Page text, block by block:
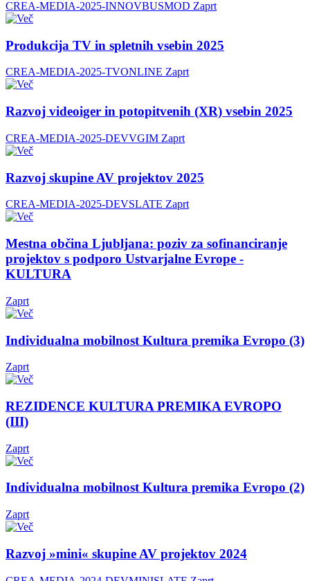
CREA-MEDIA-2025-INNOVBUSMOD Zaprt
Produkcija TV in spletnih vsebin 2025
CREA-MEDIA-2025-TVONLINE Zaprt
Razvoj videoiger in potopitvenih (XR) vsebin 2025
CREA-MEDIA-2025-DEVVGIM Zaprt
Razvoj skupine AV projektov 2025
CREA-MEDIA-2025-DEVSLATE Zaprt
Mestna občina Ljubljana: poziv za sofinanciranje
projektov s podporo Ustvarjalne Evrope -
KULTURA
Zaprt
Individualna mobilnost Kultura premika Evropo (3)
Zaprt
REZIDENCE KULTURA PREMIKA EVROPO
(III)
Zaprt
Individualna mobilnost Kultura premika Evropo (2)
Zaprt
Razvoj »mini« skupine AV projektov 2024